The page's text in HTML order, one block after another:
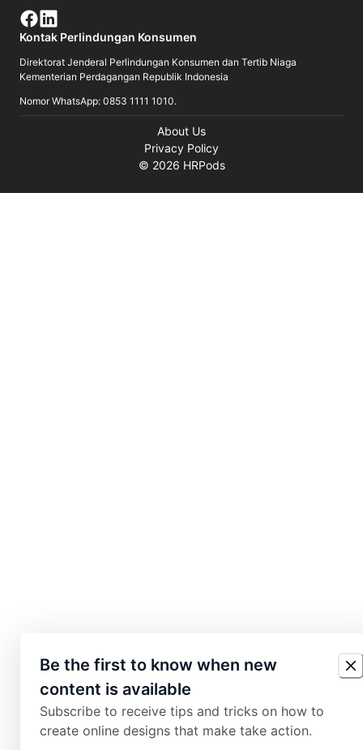
Be the first to know when new
content is available
Subscribe to receive tips and tricks on how to
create online designs that make take action.
Kontak Perlindungan Konsumen
Direktorat Jenderal Perlindungan Konsumen dan Tertib Niaga
Kementerian Perdagangan Republik Indonesia
Nomor WhatsApp: 0853 1111 1010.
About Us
Privacy Policy
© 2026 HRPods